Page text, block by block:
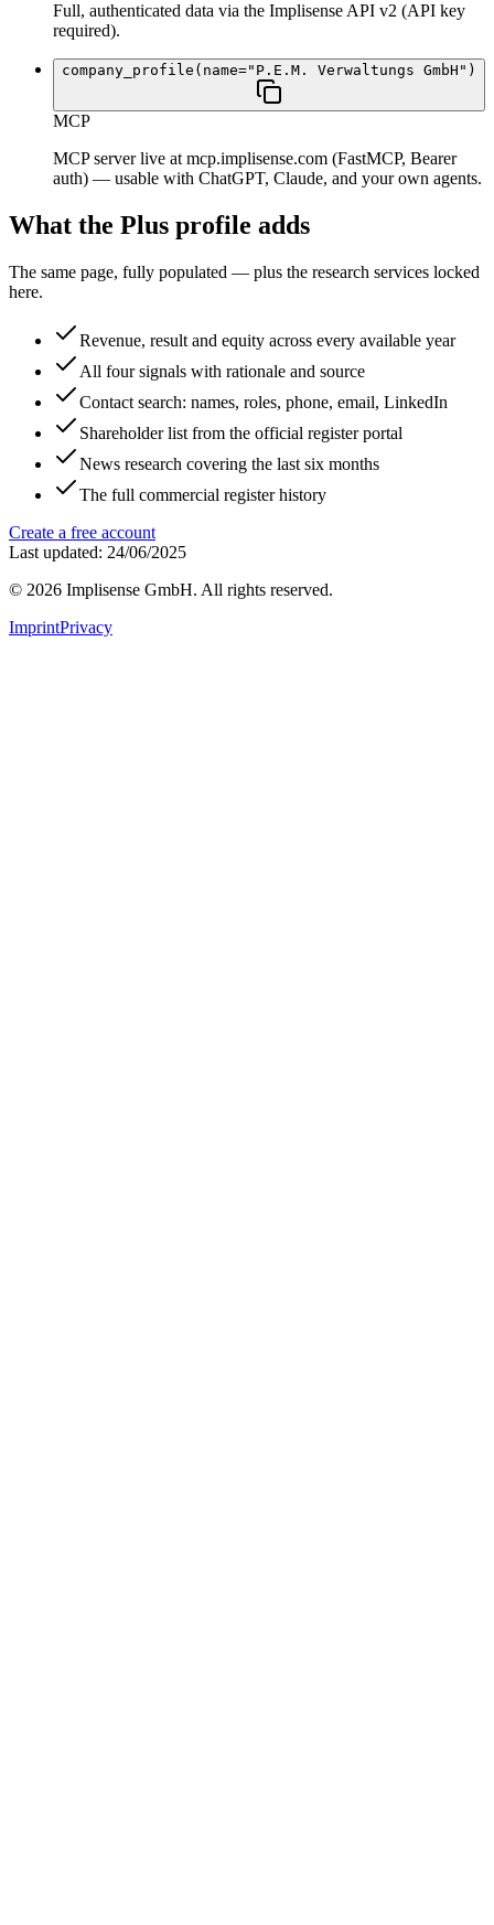
Full, authenticated data via the Implisense API v2 (API key
required).
company_profile(name="P.E.M. Verwaltungs GmbH")
MCP
MCP server live at mcp.implisense.com (FastMCP, Bearer
auth) — usable with ChatGPT, Claude, and your own agents.
What the Plus profile adds
The same page, fully populated — plus the research services locked
here.
Revenue, result and equity across every available year
All four signals with rationale and source
Contact search: names, roles, phone, email, LinkedIn
Shareholder list from the official register portal
News research covering the last six months
The full commercial register history
Create a free account
Last updated: 24/06/2025
© 2026 Implisense GmbH. All rights reserved.
ImprintPrivacy